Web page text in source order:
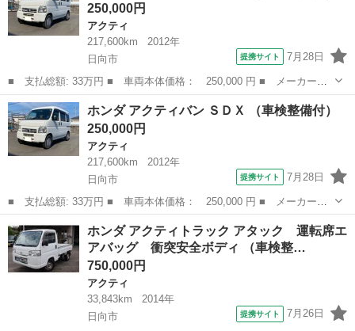
ライドドア Ｃ...250,000円
アクティ
217,600km
2012年
日向市
提携サイト 7月28日
■ 支払総額: 33万円 ■ 車両本体価格： 250,000 円 ■ メーカー
名： ホンダ ■ 車種名： アクティバン ■ グレード名： ＳＤＸ
■ 排気量： 660cc ■ ドア枚数： 5D ■ ミッション： AT3速 ...
宮崎 日向市 アクティ
ホンダ アクティバン ＳＤＸ （車検整備付）
250,000円
アクティ
217,600km
2012年
日向市
提携サイト 7月28日
■ 支払総額: 33万円 ■ 車両本体価格： 250,000 円 ■ メーカー
名： ホンダ ■ 車種名： アクティバン ■ グレード名： ＳＤＸ
■ 排気量： 660cc ■ ドア枚数： 5D ■ ミッション： AT3速 ...
宮崎 日向市 アクティ
ホンダ アクティトラック アタック 運転席エ
アバッグ 衝突安全ボディ （車検整…
750,000円
アクティ
33,843km
2014年
日向市
提携サイト 7月26日